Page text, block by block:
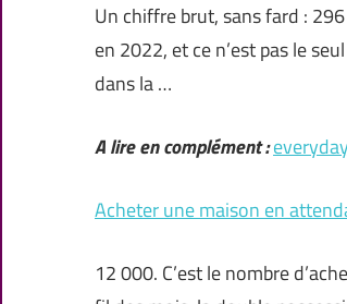
Un chiffre brut, sans fard :
en 2022, et ce n’est pas le
dans la …
A lire en complément :
Acheter une maison en
12 000. C’est le nombre